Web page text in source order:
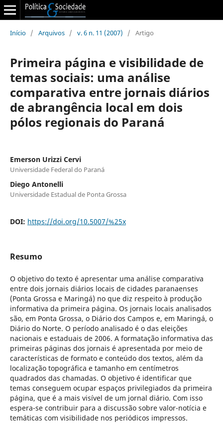
Início / Arquivos / v. 6 n. 11 (2007) / Artigo
Primeira página e visibilidade de
temas sociais: uma análise
comparativa entre jornais diários
de abrangência local em dois
pólos regionais do Paraná
Emerson Urizzi Cervi
Universidade Federal do Paraná
Diego Antonelli
Universidade Estadual de Ponta Grossa
DOI: https://doi.org/10.5007/%25x
Resumo
O objetivo do texto é apresentar uma análise comparativa
entre dois jornais diários locais de cidades paranaenses
(Ponta Grossa e Maringá) no que diz respeito à produção
informativa da primeira página. Os jornais locais analisados
são, em Ponta Grossa, o Diário dos Campos e, em Maringá, o
Diário do Norte. O período analisado é o das eleições
nacionais e estaduais de 2006. A formatação informativa das
primeiras páginas dos jornais é apresentada por meio de
características de formato e conteúdo dos textos, além da
localização topográfica e tamanho em centímetros
quadrados das chamadas. O objetivo é identificar que
temas conseguem ocupar espaços privilegiados da primeira
página, que é a mais visível de um jornal diário. Com isso
espera-se contribuir para a discussão sobre valor-notícia e
temáticas com visibilidade nos periódicos impressos.